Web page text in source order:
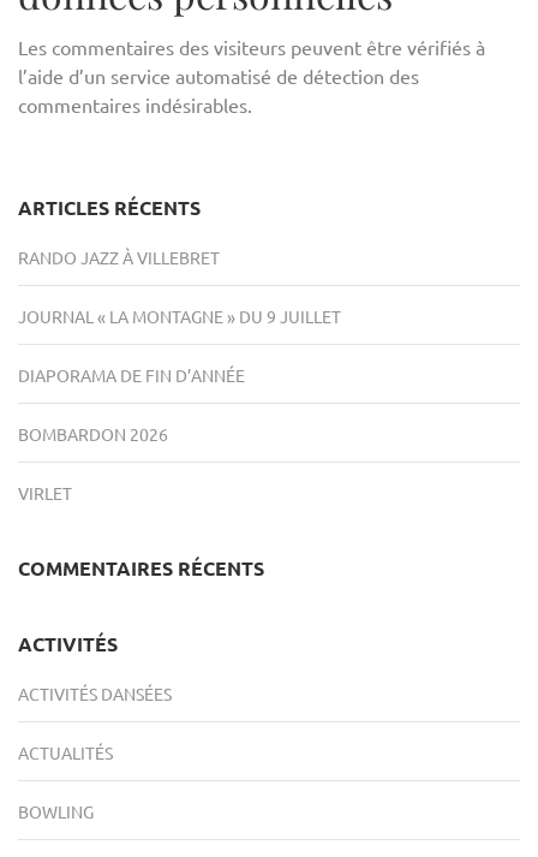
Les commentaires des visiteurs peuvent être vérifiés à
l’aide d’un service automatisé de détection des
commentaires indésirables.
ARTICLES RÉCENTS
RANDO JAZZ À VILLEBRET
JOURNAL « LA MONTAGNE » DU 9 JUILLET
DIAPORAMA DE FIN D’ANNÉE
BOMBARDON 2026
VIRLET
COMMENTAIRES RÉCENTS
ACTIVITÉS
ACTIVITÉS DANSÉES
ACTUALITÉS
BOWLING